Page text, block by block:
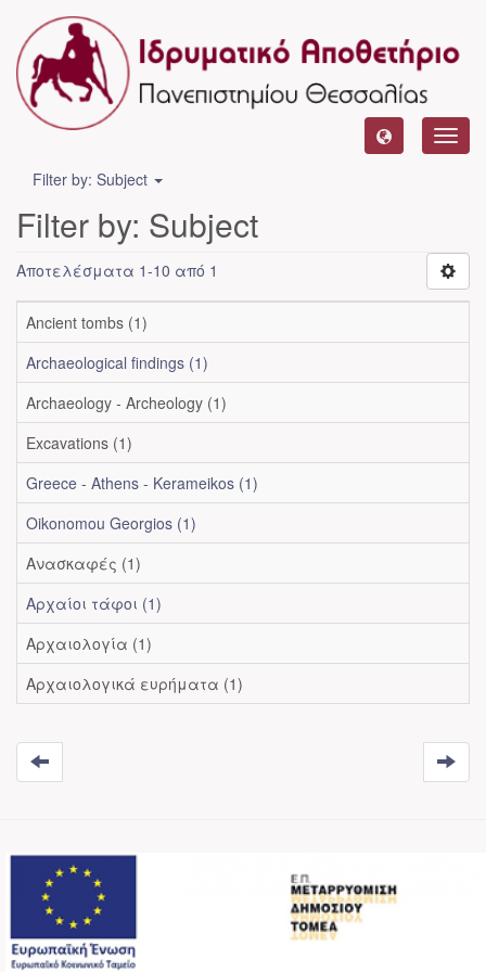
Filter by: Subject
Filter by: Subject
Αποτελέσματα 1-10 από 1
Ancient tombs (1)
Archaeological findings (1)
Archaeology - Archeology (1)
Excavations (1)
Greece - Athens - Kerameikos (1)
Oikonomou Georgios (1)
Ανασκαφές (1)
Αρχαίοι τάφοι (1)
Αρχαιολογία (1)
Αρχαιολογικά ευρήματα (1)